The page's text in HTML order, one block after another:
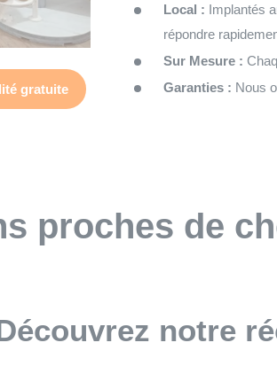
gratuite
Local : Implantés
répondre
Sur Mesure :
Garanties : Nous
proches de
notre